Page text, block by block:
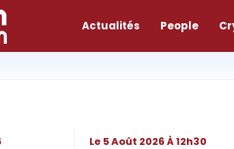
Actualités People
Le 5 Août 2026 À 12h30